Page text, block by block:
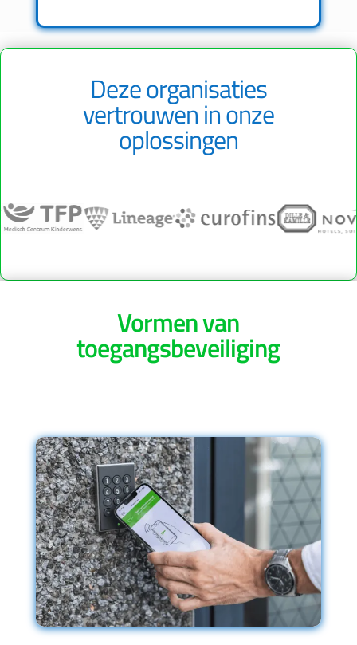
Deze organisaties
vertrouwen in onze
oplossingen
Vormen van
toegangsbeveiliging